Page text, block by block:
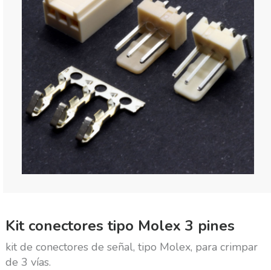
Kit conectores tipo Molex 3 pines
kit de conectores de señal, tipo Molex, para crimpar
de 3 vías.